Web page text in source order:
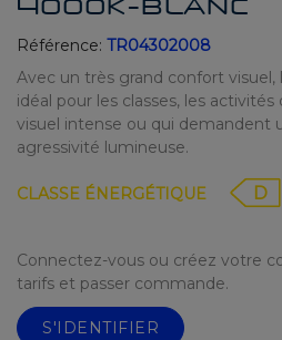
4000K-BLANC
Référence: TR04302008
Avec un très grand confort visuel,
idéal pour les classes, les
visuel intense ou qui demandent
agressivité lumineuse.
CLASSE ÉNERGÉTIQUE D
Connectez-vous ou créez votre
tarifs et passer commande.
S'IDENTIFIER